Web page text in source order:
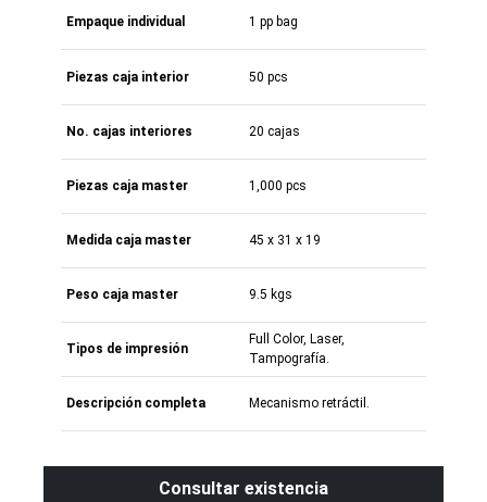
Empaque individual 1 pp bag
Piezas caja interior 50 pcs
No. cajas interiores 20 cajas
Piezas caja master 1,000 pcs
Medida caja master 45 x 31 x 19
Peso caja master 9.5 kgs
Tipos de impresión
Full Color, Laser,
Tampografía.
Descripción completa Mecanismo retráctil.
Consultar existencia